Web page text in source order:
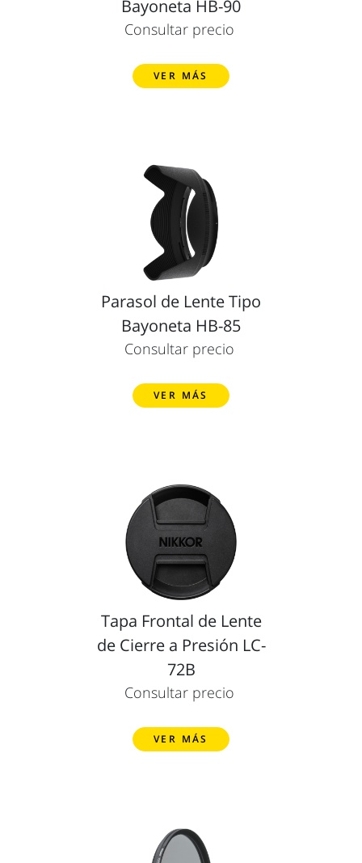
Bayoneta HB-90
Consultar precio
VER MÁS
Parasol de Lente Tipo
Bayoneta HB-85
Consultar precio
VER MÁS
Tapa Frontal de Lente
de Cierre a Presión LC-
72B
Consultar precio
VER MÁS